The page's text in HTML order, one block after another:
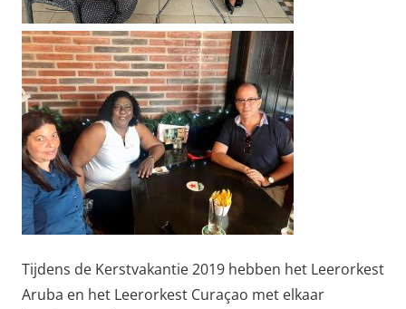
Tijdens de Kerstvakantie 2019 hebben het Leerorkest
Aruba en het Leerorkest Curaçao met elkaar